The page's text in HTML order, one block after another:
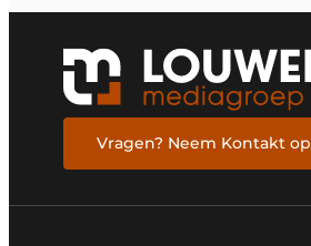
Vragen? Neem Kontakt op